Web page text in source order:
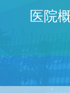
医院